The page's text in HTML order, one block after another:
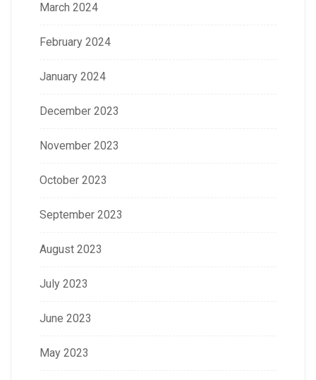
March 2024
February 2024
January 2024
December 2023
November 2023
October 2023
September 2023
August 2023
July 2023
June 2023
May 2023